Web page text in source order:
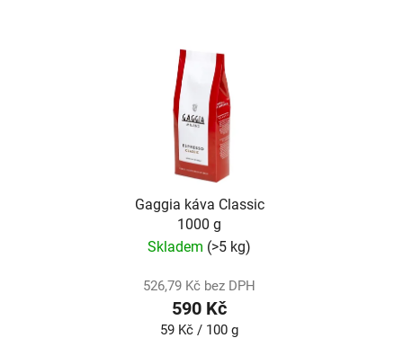
Gaggia káva Classic
1000 g
Skladem (>5 kg)
526,79 Kč bez DPH
590 Kč
Měrná
59 Kč / 100 g